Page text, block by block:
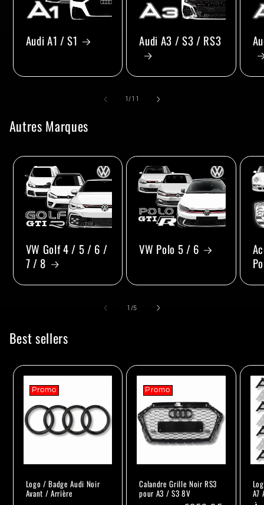
Audi A1 / S1 Audi A3 / S3 / RS3
1/de
Autres Marques
VW Golf 4 / 5 / 6 /
7 / 8
VW Polo 5 / 6
1 /de
5
Best sellers
Promo
Logo / Badge Audi Noir
Avant / Arrière
Promo
Calandre Grille Noir RS3
pour A3 / S3 8V
A7